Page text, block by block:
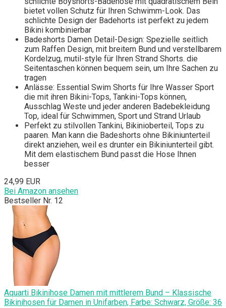
bietet vollen Schutz für Ihren Schwimm-Look. Das
schlichte Design der Badehorts ist perfekt zu jedem
Bikini kombinierbar
Badeshorts Damen Detail-Design: Spezielle seitlich
zum Raffen Design, mit breitem Bund und verstellbarem
Kordelzug, mutil-style für Ihren Strand Shorts. die
Seitentaschen können bequem sein, um Ihre Sachen zu
tragen
Anlässe: Essential Swim Shorts für Ihre Wasser Sport
die mit ihren Bikini-Tops, Tankini-Tops können,
Ausschlag Weste und jeder anderen Badebekleidung
Top, ideal für Schwimmen, Sport und Strand Urlaub
Perfekt zu stilvollen Tankini, Bikinioberteil, Tops zu
paaren. Man kann die Badeshorts ohne Bikiniunterteil
direkt anziehen, weil es drunter ein Bikiniunterteil gibt.
Mit dem elastischem Bund passt die Hose Ihnen
besser
24,99 EUR
Bei Amazon ansehen
Bestseller Nr. 12
Aquarti Bikinihose Damen mit mittlerem Bund – Klassische
Bikinihosen für Damen in Unifarben, Farbe: Schwarz, Größe: 36